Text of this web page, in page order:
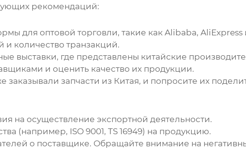
рекомендаций:
для оптовой торговли, такие как Alibaba,
и количество транзакций.
выставки, где представлены китайские
и оценить качество их продукции.
заказывали запчасти из Китая, и попросите их
на осуществление экспортной деятельности.
(например, ISO 9001, TS 16949) на продукцию.
о поставщике. Обращайте внимание на